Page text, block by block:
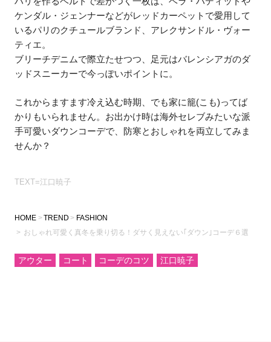
ケンダル・ジェンナーなどがレッドカーペットで愛用して
いるパリのクチュールブランド、アレクサンドル・ヴォー
ティエ。
ブリーチデニムで際立たせつつ、足元はバレンシアガのダ
ッドスニーカーで今っぽいポイントに。
これからますます冷え込む時期、でも家に籠(こも)ってば
かりもいられません。お出かけ時は海外セレブみたいな派
手可愛いダウンコーデで、防寒とおしゃれを両立してみま
せんか？
TEXT=江口暁子
HOME TREND
FASHION
おしゃれ可愛く真冬を乗り切る！ダサく見えない｢ダウン｣コーデ６選
アウター コート コーデのコツ 江口暁子